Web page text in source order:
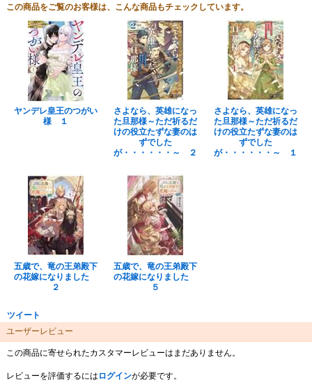
この商品をご覧のお客様は、こんな商品もチェックしています。
ヤンデレ皇王のつがい
様 １
さよなら、英雄になっ
た旦那様～ただ祈るだ
けの役立たずな妻のは
ずでした
が・・・・・・～ ２
さよなら、英雄になっ
た旦那様～ただ祈るだ
けの役立たずな妻のは
ずでした
が・・・・・・～ １
五歳で、竜の王弟殿下
の花嫁になりました
２
五歳で、竜の王弟殿下
の花嫁になりました
５
ツイート
ユーザーレビュー
この商品に寄せられたカスタマーレビューはまだありません。
レビューを評価するには ログインが必要です。